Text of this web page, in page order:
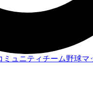
ミュニティチーム野球マ